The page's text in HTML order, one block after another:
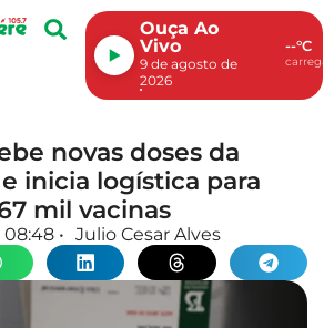
Ouça Ao
Vivo
9 de agosto de
2026
--°C
novas doses da
inicia logística para
mil vacinas
08:48 • Julio Cesar Alves